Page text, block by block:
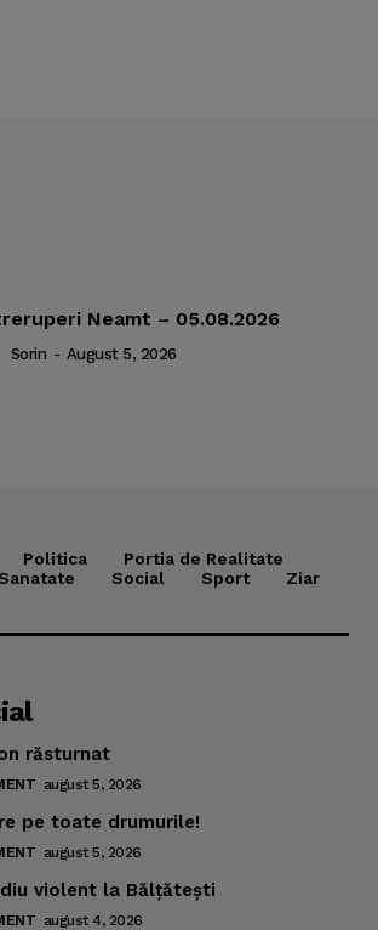
Neamt – 05.08.2026
Sorin - August 5, 2026
Politica
Portia de Realitate
Sanatate
Social Sport Ziar
răsturnat
august 5, 2026
pe toate drumurile!
august 5, 2026
violent la Bălţăteşti
august 4, 2026